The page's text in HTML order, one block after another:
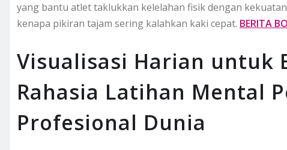
yang bantu atlet taklukkan kelelahan fisik dengan
kenapa pikiran tajam sering kalahkan kaki cepat. BERITA
Visualisasi Harian untuk
Rahasia Latihan Mental
Profesional Dunia